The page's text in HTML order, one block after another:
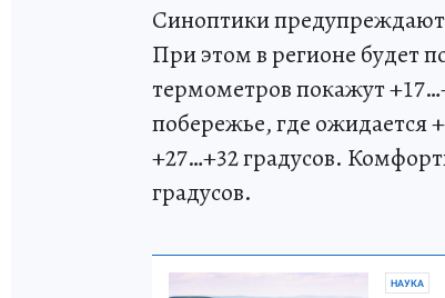
Синоптики
При этом в регионе будет
термометров покажут
побережье, где ожидается
+27…+32 градусов.
градусов.
НАУКА